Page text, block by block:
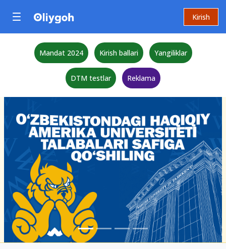
Kirish
Mandat 2024 Kirish ballari Yangiliklar
DTM testlar Reklama